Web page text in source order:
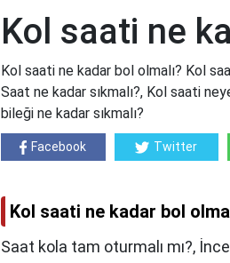
Kol saati ne
Kol saati ne kadar bol olmalı? Kol
Saat ne kadar sıkmalı?, Kol saati
bileği ne kadar sıkmalı?
Facebook Twitter
Kol saati ne kadar bol
Saat kola tam oturmalı mı?,